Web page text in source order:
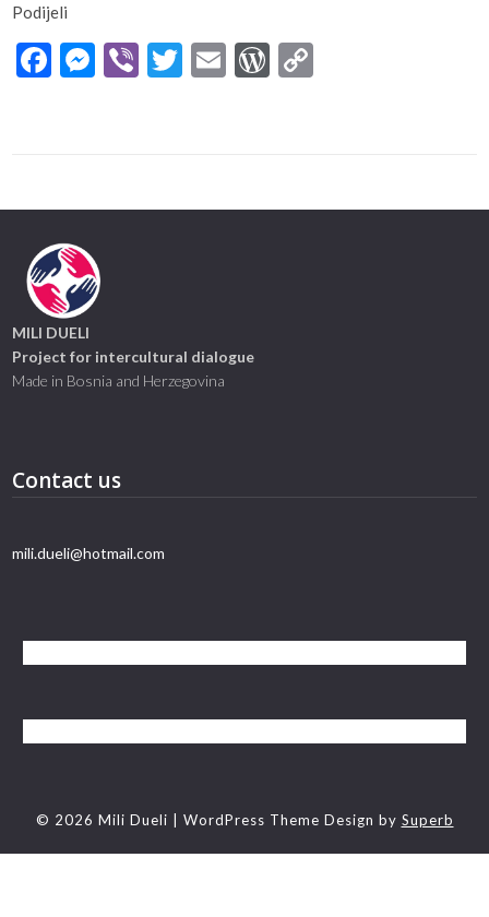
Podijeli
Facebook
Messenger
ViberTwitter
EmailWordPress
MILI DUELI
Project for intercultural dialogue
Made in Bosnia and Herzegovina
Contact us
mili.dueli@hotmail.com
© 2026 Mili Dueli | WordPress Theme Design by Superb